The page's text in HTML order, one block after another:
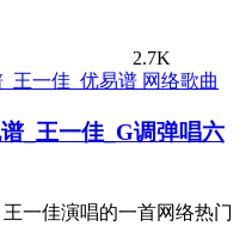
2.7K
网络歌曲
_王一佳_G调弹唱六
一佳演唱的一首网络热门